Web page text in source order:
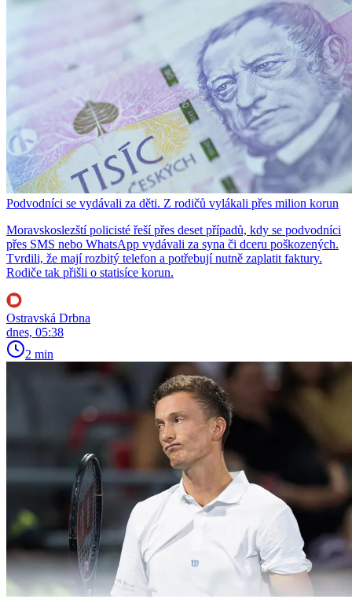
Podvodníci se vydávali za děti. Z rodičů vylákali přes milion korun
Moravskoslezští policisté řeší přes deset případů, kdy se podvodníci
přes SMS nebo WhatsApp vydávali za syna či dceru poškozených.
Tvrdili, že mají rozbitý telefon a potřebují nutně zaplatit faktury.
Rodiče tak přišli o statisíce korun.
Ostravská Drbna
dnes, 05:38
2 min